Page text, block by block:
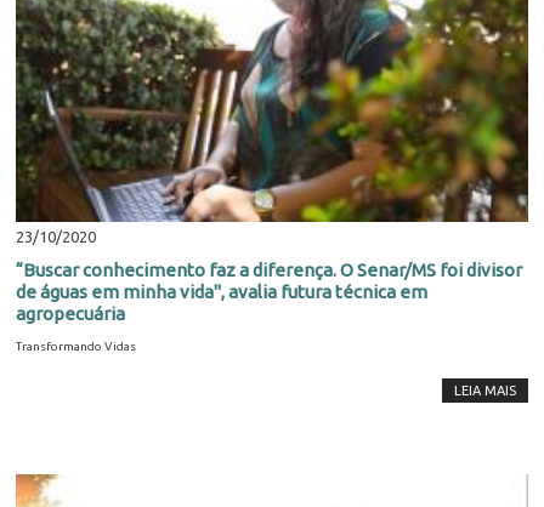
23/10/2020
“Buscar conhecimento faz a diferença. O Senar/MS foi divisor
de águas em minha vida", avalia futura técnica em
agropecuária
Transformando Vidas
LEIA MAIS